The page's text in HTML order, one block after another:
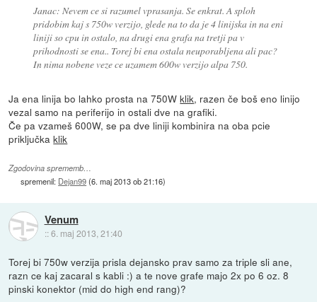
Janac: Nevem ce si razumel vprasanja. Se enkrat. A sploh
pridobim kaj s 750w verzijo, glede na to da je 4 linijska in na eni
liniji so cpu in ostalo, na drugi ena grafa na tretji pa v
prihodnosti se ena.. Torej bi ena ostala neuporabljena ali pac?
In nima nobene veze ce uzamem 600w verzijo alpa 750.
Ja ena linija bo lahko prosta na 750Wklik, razen če boš eno linijo
vezal samo na periferijo in ostali dve na grafiki.
Če pa vzameš 600W, se pa dve liniji kombinira na oba pcie
priključkaklik
Zgodovina sprememb…
spremenil: Dejan99(6. maj 2013 ob 21:16)
Venum
::6. maj 2013, 21:40
Torej bi 750w verzija prisla dejansko prav samo za triple sli ane,
razn ce kaj zacaral s kabli :) a te nove grafe majo 2x po 6 oz. 8
pinski konektor (mid do high end rang)?